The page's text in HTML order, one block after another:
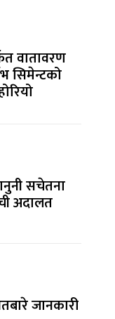
वातावरण
सिमेन्टको
सचेतना
अदालत
जानकारी